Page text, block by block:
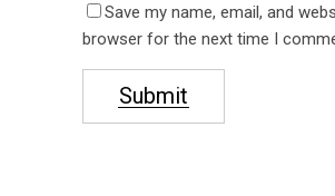
Save my name, email, and
browser for the next time I
Submit